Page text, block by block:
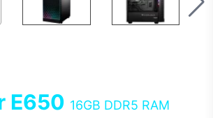
E650 16GB DDR5 RAM